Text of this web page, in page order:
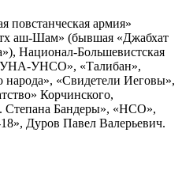
повстанческая армия»
аш-Шам» (бывшая «Джабхат
Национал-Большевистская
УНСО», «Талибан»,
народа», «Свидетели Иеговы»,
Корчинского,
Степана Бандеры», «НСО»,
Дуров Павел Валерьевич.